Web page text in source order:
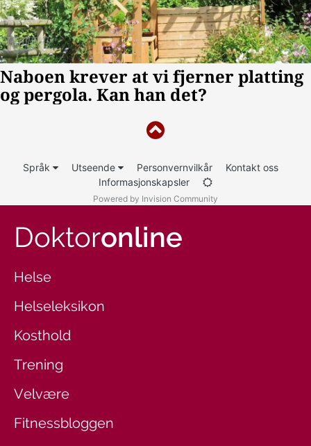
Språk Utseende Personvernvilkår
Kontakt oss
Informasjonskapsler
Powered by Invision Community
Doktoronline
Helse
Helseleksikon
Kosthold
Trening
Velvære
Fitnessbloggen